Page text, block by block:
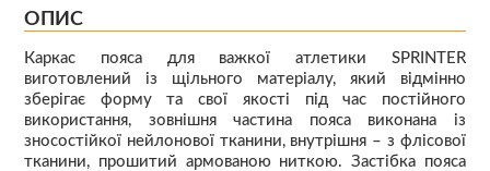
ОПИС
Каркас пояса для важкої атлетики SPRINTER
виготовлений із щільного матеріалу, який відмінно
зберігає форму та свої якості під час постійного
використання, зовнішня частина пояса виконана із
зносостійкої нейлонової тканини, внутрішня – з флісової
тканини, прошитий армованою ниткою. Застібка пояса